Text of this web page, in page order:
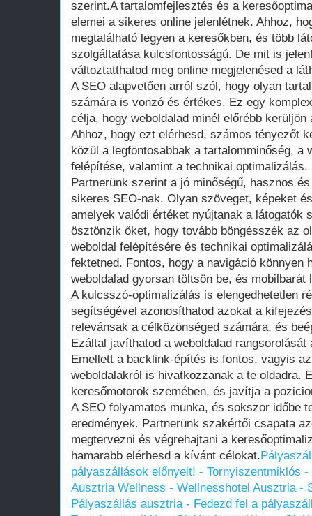
szerint.A tartalomfejlesztés és a
elemei a sikeres online jelenlétnek. Ahhoz,
megtalálható legyen a keresőkben, és több
szolgáltatása kulcsfontosságú. De mit is
változtatthatod meg online megjelenésed a
A SEO alapvetően arról szól, hogy olyan
számára is vonzó és értékes. Ez egy
célja, hogy weboldalad minél előrébb
Ahhoz, hogy ezt elérhesd, számos tényezőt
közül a legfontosabbak a tartalomminőség, a
felépítése, valamint a technikai optimalizálás.
Partnerünk szerint a jó minőségű, hasznos
sikeres SEO-nak. Olyan szöveget, képeket
amelyek valódi értéket nyújtanak a látogatók
ösztönzik őket, hogy tovább böngésszék az
weboldal felépítésére és technikai
fektetned. Fontos, hogy a navigáció könnyen
weboldalad gyorsan töltsön be, és mobilbarát
A kulcsszó-optimalizálás is elengedhetetlen
segítségével azonosíthatod azokat a
relevánsak a célközönséged számára, és
Ezáltal javíthatod a weboldalad
Emellett a backlink-építés is fontos, vagyis
weboldalakról is hivatkozzanak a te oldadra.
keresőmotorok szemében, és javítja a
A SEO folyamatos munka, és sokszor időbe
eredmények. Partnerünk szakértői csapata
megtervezni és végrehajtani a
hamarabb elérhesd a kívánt célokat.
pályaszállások előnyeit! - Tornyiszentmiklós
Ausztria Wellness - Wellnesshotel Ausztria -
Pályaszállás ausztria - Fedezd fel a